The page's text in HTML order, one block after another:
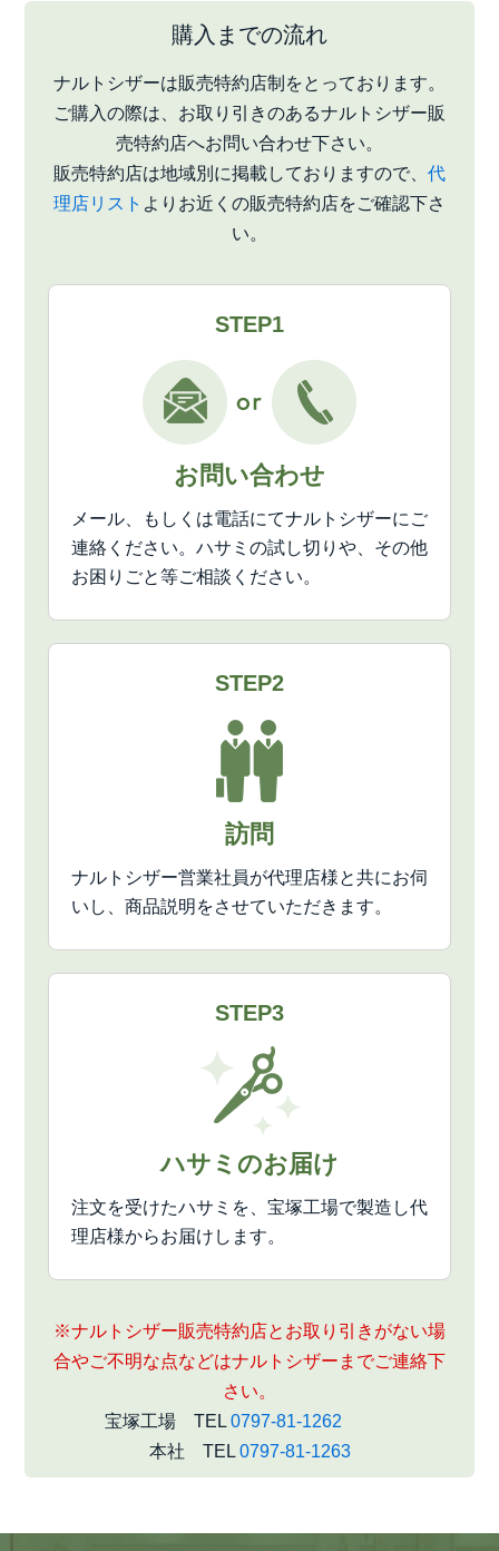
購入までの流れ
ナルトシザーは販売特約店制をとっております。
ご購入の際は、お取り引きのあるナルトシザー販
売特約店へお問い合わせ下さい。
販売特約店は地域別に掲載しておりますので、 代
理店リスト よりお近くの販売特約店をご確認下さ
い。
STEP1
お問い合わせ
メール、もしくは電話にてナルトシザーにご
連絡ください。ハサミの試し切りや、その他
お困りごと等ご相談ください。
STEP2
訪問
ナルトシザー営業社員が代理店様と共にお伺
いし、商品説明をさせていただきます。
STEP3
ハサミのお届け
注文を受けたハサミを、宝塚工場で製造し代
理店様からお届けします。
※ナルトシザー販売特約店とお取り引きがない場
合やご不明な点などはナルトシザーまでご連絡下
さい。
宝塚工場 TEL 0797-81-1262
本社 TEL 0797-81-1263